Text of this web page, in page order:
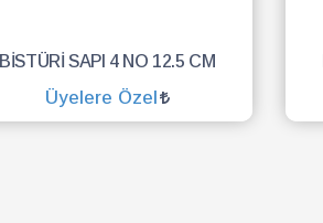
BİSTÜRİ SAPI 4 NO 12.5 CM
Üyelere Özel